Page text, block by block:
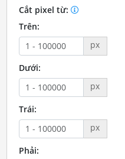
Cắt pixel từ:
Trên:
px
Dưới:
px
Trái:
px
Phải: